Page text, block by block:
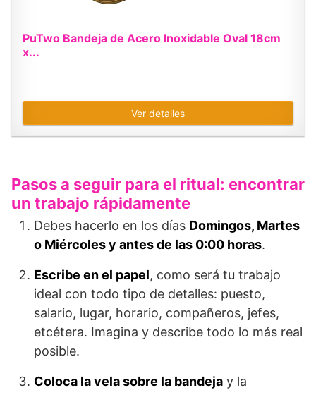
PuTwo Bandeja de Acero Inoxidable Oval 18cm
x...
Ver detalles
Pasos a seguir para el ritual: encontrar
un trabajo rápidamente
Debes hacerlo en los días Domingos, Martes
o Miércoles y antes de las 0:00 horas.
Escribe en el papel, como será tu trabajo
ideal con todo tipo de detalles: puesto,
salario, lugar, horario, compañeros, jefes,
etcétera. Imagina y describe todo lo más real
posible.
Coloca la vela sobre la bandeja y la